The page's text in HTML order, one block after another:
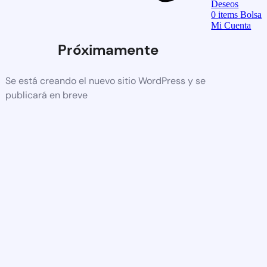
Próximamente
Se está creando el nuevo sitio WordPress y se
publicará en breve
Deseos
0items Bolsa
Mi Cuenta